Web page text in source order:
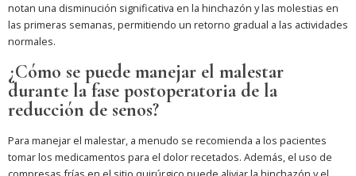
notan una disminución significativa en la hinchazón y las molestias en
las primeras semanas, permitiendo un retorno gradual a las actividades
normales.
¿Cómo se puede manejar el malestar
durante la fase postoperatoria de la
reducción de senos?
Para manejar el malestar, a menudo se recomienda a los pacientes
tomar los medicamentos para el dolor recetados. Además, el uso de